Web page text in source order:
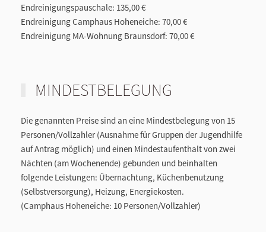
Endreinigungspauschale: 135,00 €
Endreinigung Camphaus Hoheneiche: 70,00 €
Endreinigung MA-Wohnung Braunsdorf: 70,00 €
MINDESTBELEGUNG
Die genannten Preise sind an eine Mindestbelegung von 15
Personen/Vollzahler(Ausnahme für Gruppen der Jugendhilfe
auf Antrag möglich) und einen Mindestaufenthalt von zwei
Nächten (am Wochenende) gebunden und beinhalten
folgende Leistungen: Übernachtung, Küchenbenutzung
(Selbstversorgung), Heizung, Energiekosten.
(Camphaus Hoheneiche: 10 Personen/Vollzahler)